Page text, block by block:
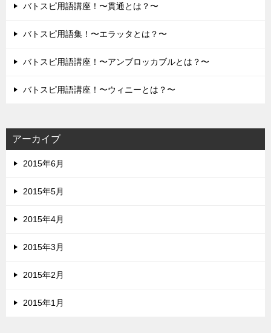
バトスピ用語講座！〜貫通とは？〜
バトスピ用語集！〜エラッタとは？〜
バトスピ用語講座！〜アンブロッカブルとは？〜
バトスピ用語講座！〜ウィニーとは？〜
アーカイブ
2015年6月
2015年5月
2015年4月
2015年3月
2015年2月
2015年1月